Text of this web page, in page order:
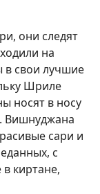
они следят
на
в свои лучшие
Шриле
носят в носу
Вишнуджана
сари и
с
киртане,